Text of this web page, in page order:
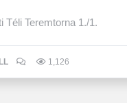
Téli Teremtorna 1./1.
1,126